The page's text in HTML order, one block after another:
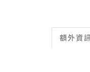
額外資訊